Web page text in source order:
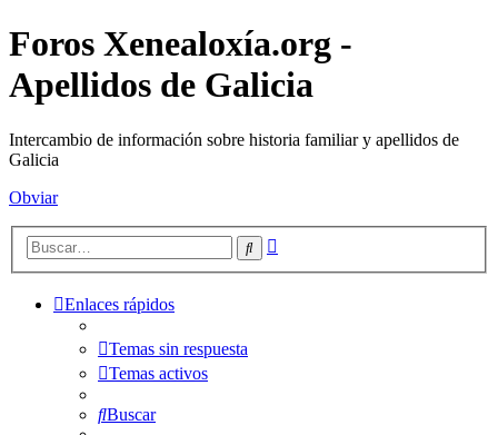
Foros Xenealoxía.org -
Apellidos de Galicia
Intercambio de información sobre historia familiar y apellidos de
Galicia
Obviar
Buscar
Enlaces rápidos
Temas sin respuesta
Temas activos
Buscar